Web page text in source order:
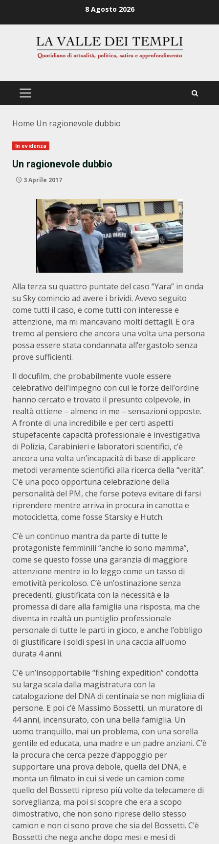
8 Agosto 2026
PRIMÄRES
Home Un ragionevole dubbio
In evidenza
Un ragionevole dubbio
3 Aprile 2017
Alla terza su quattro puntate del caso “Yara” in onda
su Sky comincio ad avere i brividi. Avevo seguito
come tutti il caso, e come tutti con interesse e
attenzione, ma mi mancavano molti dettagli. E ora
tremo al pensiero che ancora una volta una persona
possa essere stata condannata all’ergastolo senza
prove sufficienti.
Il docufilm, che probabilmente vuole essere
celebrativo dell’impegno con cui le forze dell’ordine
hanno cercato e trovato il presunto colpevole, in
realtà ottiene – almeno in me – sensazioni opposte.
A fronte di una incredibile e per certi aspetti
stupefacente capacità professionale e investigativa
di Polizia, Carabinieri e laboratori scientifici, c’è
ancora una volta un’incapacità di base di applicare
metodi veramente scientifici alla ricerca della “verità”.
C’è una poco opportuna celebrazione della
personalità del PM, che forse poteva evitare di farsi
riprendere mentre arriva in procura in canotta e
motocicletta, come fosse Starsky e Hutch.
C’è un continuo mantra da parte di tutte le
protagoniste femminili “anche io sono mamma”,
come se questo fosse una garanzia di maggiore
attenzione mentre io lo leggo come un tasso di
emotività pericoloso. C’è un’ostinazione senza
precedenti, giustificata con la necessità e la
promessa di dare alla famiglia una risposta, ma che
diventa in realtà un puntiglio professionale
personale di tutte le parti in gioco, e anche l’obbligo
di giustificare i soldi spesi in una caccia all’uomo
durata 4 anni.
C’è un’insopportabile “fishing expedition” condotta
su larga scala dalla magistratura con la
catalogazione del DNA di centinaia se non migliaia di
persone. E poi c’è Massimo Bossetti, un muratore di
44 anni, incensurato, con una bella famiglia. Un
uomo tranquillo, mai un problema, con una sorella
gentile ed educata, una madre e un padre anziani. C’è
la procura che cerca pezze d’appoggio per
supportare una prova debole, quella del DNA, e
monta un filmato in cui si vede un camion come
quello del Bossetti ripreso più volte da telecamere di
sorveglianza, ma poi si scopre che era a scopo
dimostrativo, che non sono riprese dello stesso
camion e non ci sono prove che sia del Bossetti. C’è
Bossetti che nega anche dopo mesi e mesi di